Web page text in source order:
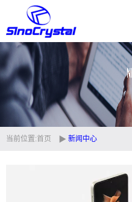
首页
公司简介
产品中心
技术支持
当前位置:首页 新闻中心